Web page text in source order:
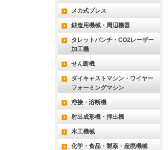
メカ式プレス
鍛造用機械・周辺機器
タレットパンチ・CO2レーザー
加工機
せん断機
ダイキャストマシン・ワイヤー
フォーミングマシン
溶接・溶断機
射出成形機・押出機
木工機械
化学・食品・製薬・産廃機械